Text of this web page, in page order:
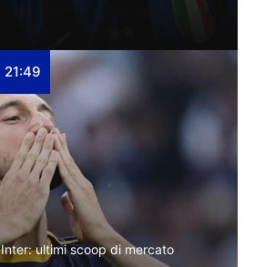
ultimi scoop di mercato